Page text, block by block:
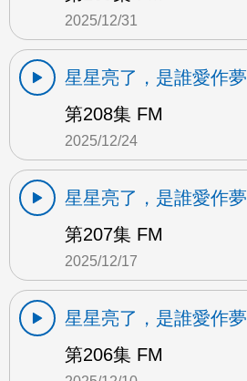
2025/12/31
星星亮了，是誰愛作夢
第208集 FM
2025/12/24
星星亮了，是誰愛作夢
第207集 FM
2025/12/17
星星亮了，是誰愛作夢
第206集 FM